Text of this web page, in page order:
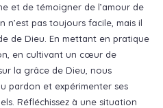
et de témoigner de l’amour de
n’est pas toujours facile, mais il
de Dieu. En mettant en pratique
en cultivant un cœur de
la grâce de Dieu, nous
pardon et expérimenter ses
Réfléchissez à une situation